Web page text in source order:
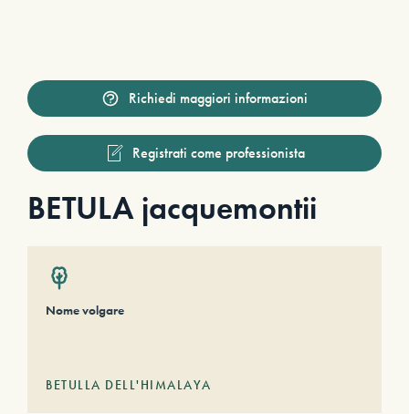
Richiedi maggiori informazioni
Registrati come professionista
BETULA jacquemontii
Nome volgare
BETULLA DELL'HIMALAYA